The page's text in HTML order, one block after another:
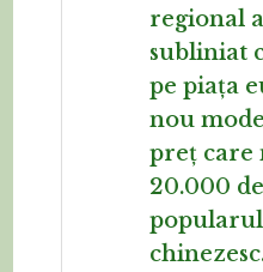
regional
subliniat
pe piața
nou
preț care
20.000